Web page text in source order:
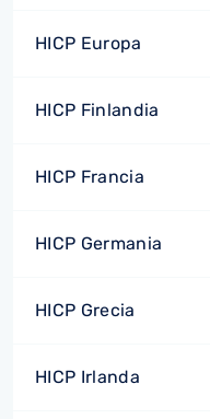
HICP Europa
HICP Finlandia
HICP Francia
HICP Germania
HICP Grecia
HICP Irlanda